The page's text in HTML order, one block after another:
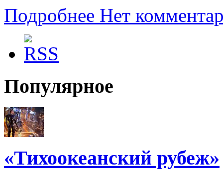
Подробнее Нет
Популярное
«Тихоокеанский рубеж»